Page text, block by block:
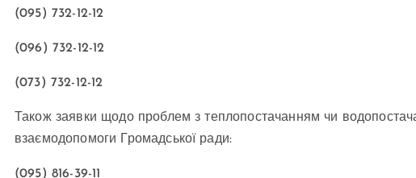
(095) 732-12-12
(096) 732-12-12
(073) 732-12-12
Також заявки щодо проблем з теплопостачанням чи
взаємодопомоги Громадської ради:
(095) 816-39-11